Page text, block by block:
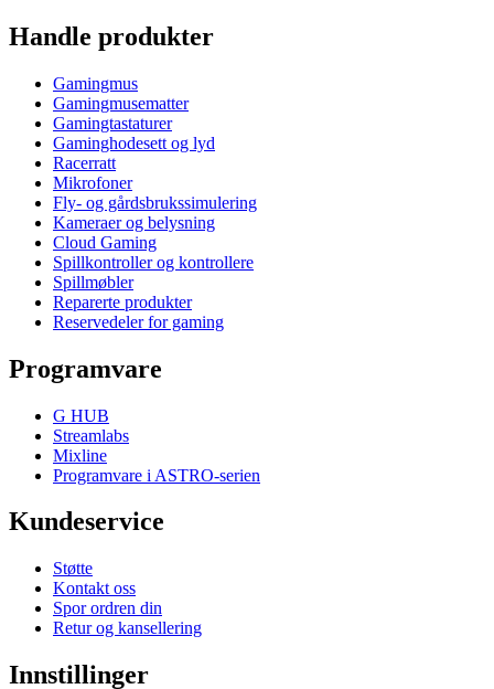
Handle produkter
Gamingmus
Gamingmusematter
Gamingtastaturer
Gaminghodesett og lyd
Racerratt
Mikrofoner
Fly- og gårdsbrukssimulering
Kameraer og belysning
Cloud Gaming
Spillkontroller og kontrollere
Spillmøbler
Reparerte produkter
Reservedeler for gaming
Programvare
G HUB
Streamlabs
Mixline
Programvare i ASTRO-serien
Kundeservice
Støtte
Kontakt oss
Spor ordren din
Retur og kansellering
Innstillinger